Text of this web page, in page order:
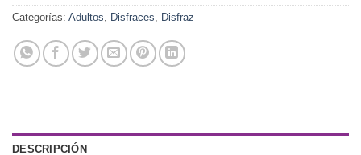
Categorías: Adultos, Disfraces, Disfraz
DESCRIPCIÓN